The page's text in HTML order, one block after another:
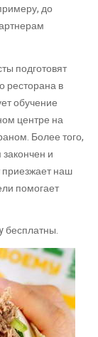
до
подготовят
ресторана в
обучение
центре на
Более того,
и
приезжает наш
помогает
бесплатны.